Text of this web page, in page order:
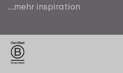
...mehr inspiration